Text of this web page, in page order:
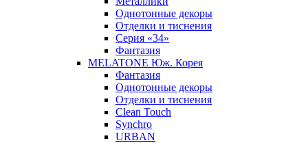
Однотонные декоры
Отделки и тиснения
Серия «34»
Фантазия
MELATONE Юж. Корея
Фантазия
Однотонные декоры
Отделки и тиснения
Clean Touch
Synchro
URBAN